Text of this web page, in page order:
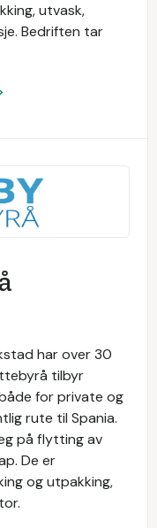
utvask,
Bedriften tar
har over 30
tilbyr
for private og
rute til Spania.
på flytting av
De er
og utpakking,